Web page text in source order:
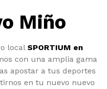
Miño
local SPORTIUM en
con una amplia gama
apostar a tus deportes
en tu nuevo nuevo